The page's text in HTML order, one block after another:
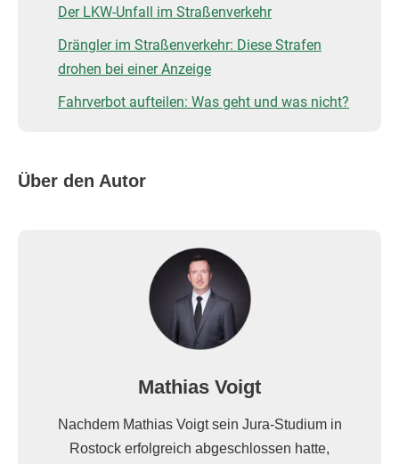
Der LKW-Unfall im Straßenverkehr
Drängler im Straßenverkehr: Diese Strafen
drohen bei einer Anzeige
Fahrverbot aufteilen: Was geht und was nicht?
Über den Autor
Mathias Voigt
Nachdem Mathias Voigt sein Jura-Studium in
Rostock erfolgreich abgeschlossen hatte,